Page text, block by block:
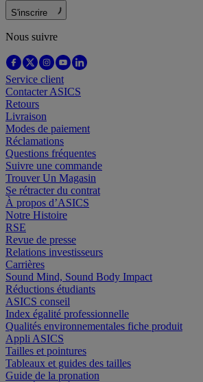
S'inscrire
Nous suivre
Service client
Contacter ASICS
Retours
Livraison
Modes de paiement
Réclamations
Questions fréquentes
Suivre une commande
Trouver Un Magasin
Se rétracter du contrat
À propos d’ASICS
Notre Histoire
RSE
Revue de presse
Relations investisseurs
Carrières
Sound Mind, Sound Body Impact
Réductions étudiants
ASICS conseil
Index égalité professionnelle
Qualités environnementales fiche produit
Appli ASICS
Tailles et pointures
Tableaux et guides des tailles
Guide de la pronation